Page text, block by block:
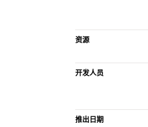
资源
开发人员
推出日期